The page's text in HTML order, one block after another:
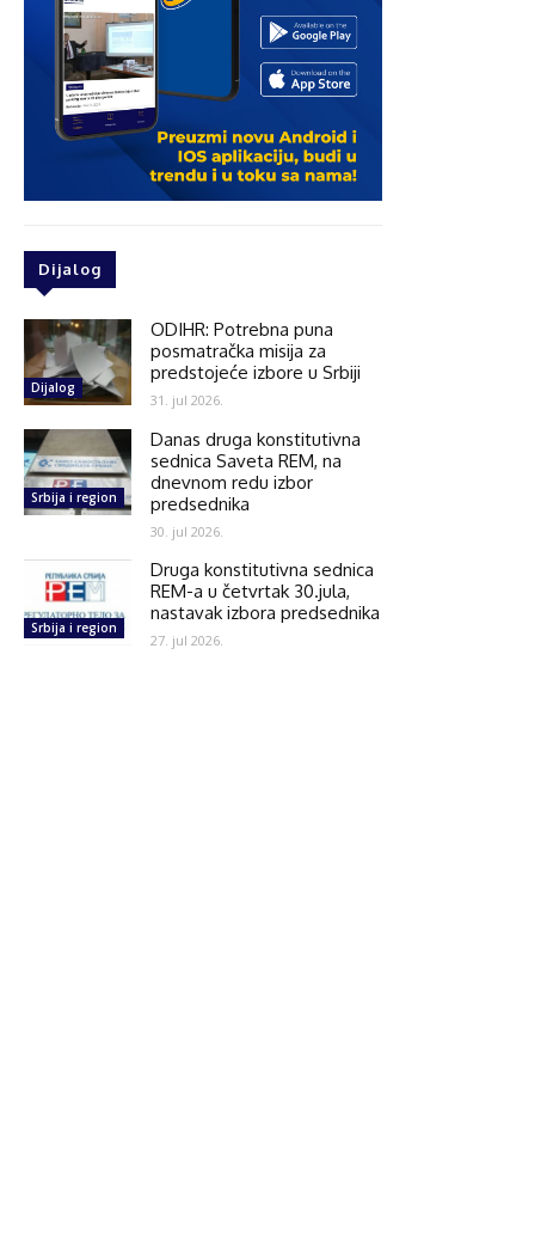
Dijalog
Dijalog
ODIHR: Potrebna puna
posmatračka misija za
predstojeće izbore u Srbiji
31. jul 2026.
Srbija i region
Danas druga konstitutivna
sednica Saveta REM, na
dnevnom redu izbor
predsednika
30. jul 2026.
Srbija i region
Druga konstitutivna sednica
REM-a u četvrtak 30.jula,
nastavak izbora predsednika
27. jul 2026.